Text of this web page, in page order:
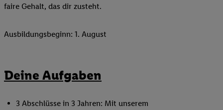
faire Gehalt, das dir zusteht.
Ausbildungsbeginn: 1. August
Deine Aufgaben
3 Abschlüsse in 3 Jahren: Mit unserem